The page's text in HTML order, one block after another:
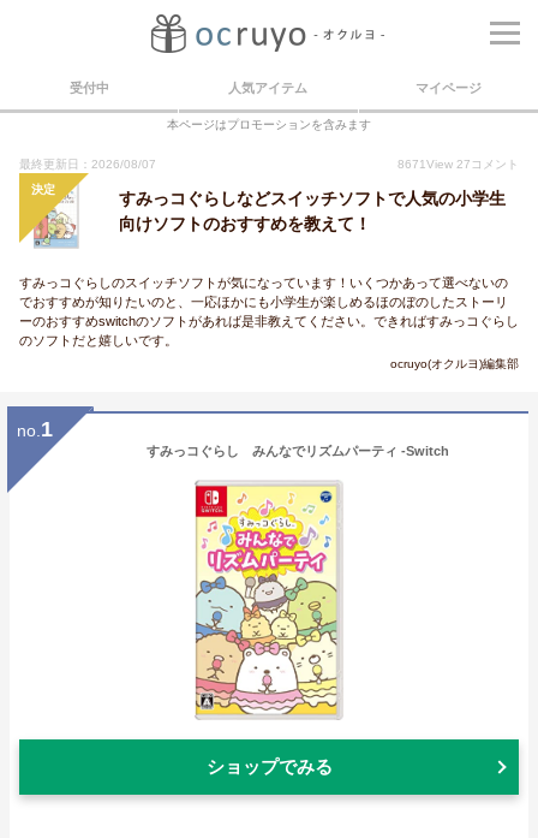
受付中 人気アイテム マイページ
本ページはプロモーションを含みます
最終更新日：2026/08/07 8671View 27 コメント
決定
すみっコぐらしなどスイッチソフトで人気の小学生
向けソフトのおすすめを教えて！
すみっコぐらしのスイッチソフトが気になっています！いくつかあって選べないの
でおすすめが知りたいのと、一応ほかにも小学生が楽しめるほのぼのしたストーリ
ーのおすすめswitchのソフトがあれば是非教えてください。できればすみっコぐらし
のソフトだと嬉しいです。
ocruyo(オクルヨ)編集部
no. 1
すみっコぐらし みんなでリズムパーティ -Switch
ショップでみる